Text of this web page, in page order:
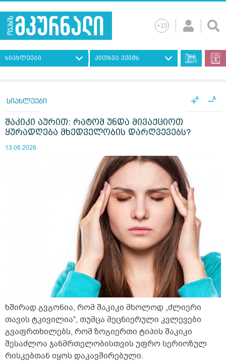
სიახლეები კითხვა ექიმს
სიახლეები +A −A
შაკიკი აურით: რატომ უნდა მივაქციოთ
ყურადღება მხედველობის დარღვევებს?
13.06.2026
ხშირად გვგონია, რომ შაკიკი მხოლოდ „ძლიერი
თავის ტკივილია“, თუმცა მეცნიერული კვლევები
გვაფრთხილებს, რომ ზოგიერთი ტიპის შაკიკი
შესაძლოა ჯანმრთელობისთვის უფრო სერიოზულ
რისკებთან იყოს დაკავშირებული.